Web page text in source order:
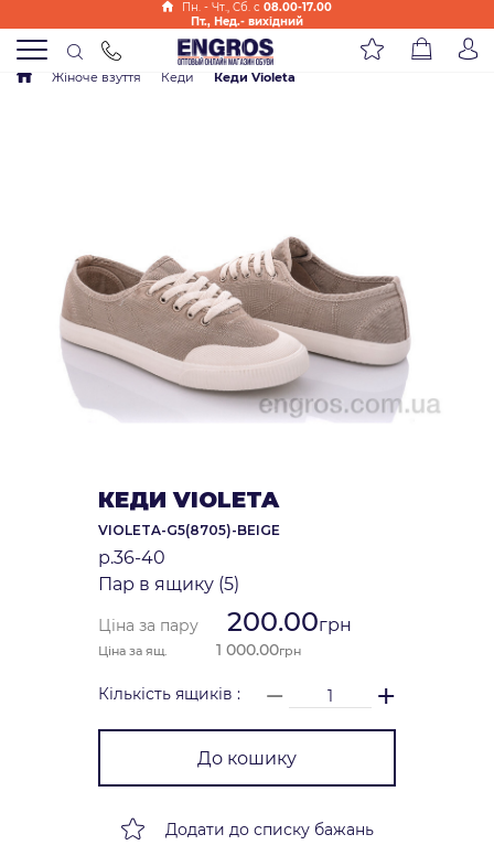
Пн. - Чт., Cб. с 08.00-17.00
Пт., Нед.- вихідний
Жіноче взуття Кеди Кеди Violeta
КЕДИ VIOLETA
VIOLETA-G5(8705)-BEIGE
р.36-40
Пар в ящику (5)
Ціна за пару 200.00грн
Ціна за ящ. 1 000.00грн
Кількість ящиків : − +
До кошику
Додати до списку бажань